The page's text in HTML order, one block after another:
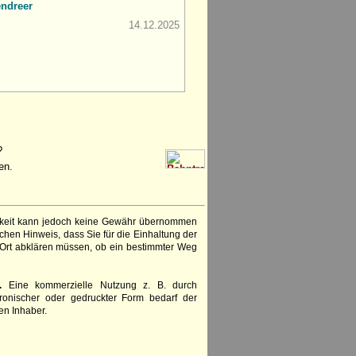
14.12.2025
kann jedoch keine Gewähr übernommen
Hinweis, dass Sie für die Einhaltung der
abklären müssen, ob ein bestimmter Weg
Eine kommerzielle Nutzung z. B. durch
oder gedruckter Form bedarf der
Inhaber.